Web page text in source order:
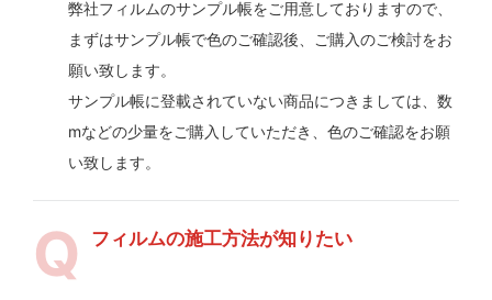
弊社フィルムのサンプル帳をご用意しておりますので、
まずはサンプル帳で色のご確認後、ご購入のご検討をお
願い致します。
サンプル帳に登載されていない商品につきましては、数
mなどの少量をご購入していただき、色のご確認をお願
い致します。
フィルムの施工方法が知りたい